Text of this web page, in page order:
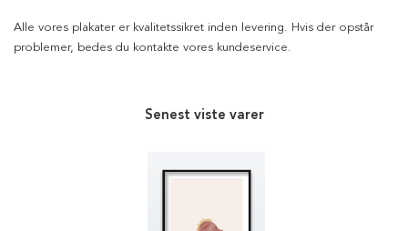
Alle vores plakater er kvalitetssikret inden levering. Hvis der opstår
problemer, bedes du kontakte vores kundeservice.
Senest viste varer